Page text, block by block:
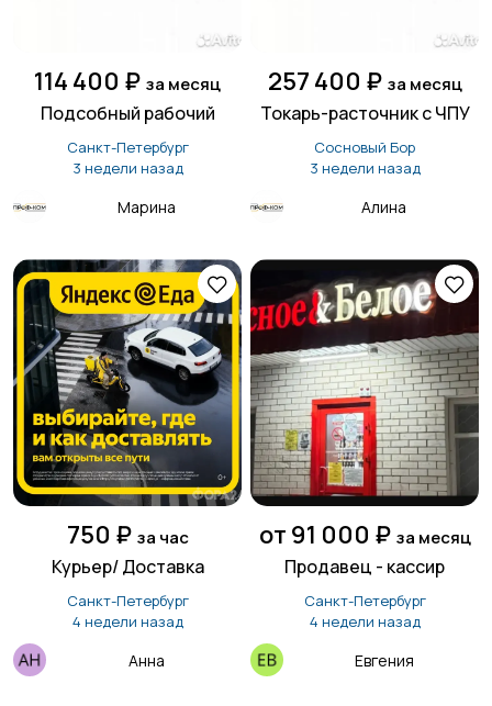
114 400 ₽ за месяц
Подсобный рабочий
Санкт-Петербург
3 недели назад
Марина
257 400 ₽ за месяц
Токарь-расточник с ЧПУ
Сосновый Бор
3 недели назад
Алина
750 ₽ за час
Курьер/ Доставка
Санкт-Петербург
4 недели назад
Анна
от 91 000 ₽ за месяц
Продавец - кассир
Санкт-Петербург
4 недели назад
Евгения